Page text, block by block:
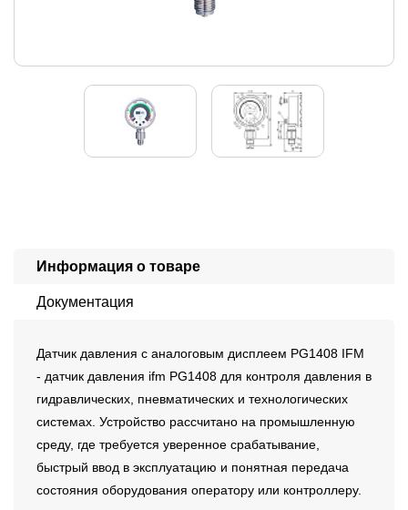
Информация о товаре
Документация
Датчик давления с аналоговым дисплеем PG1408 IFM
- датчик давления ifm PG1408 для контроля давления в
гидравлических, пневматических и технологических
системах. Устройство рассчитано на промышленную
среду, где требуется уверенное срабатывание,
быстрый ввод в эксплуатацию и понятная передача
состояния оборудования оператору или контроллеру.